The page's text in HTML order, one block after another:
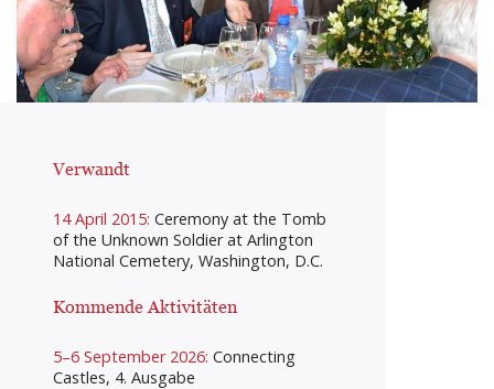
Verwandt
14 April 2015: Ceremony at the Tomb
of the Unknown Soldier at Arlington
National Cemetery, Washington, D.C.
Kommende Aktivitäten
5–6 September 2026: Connecting
Castles, 4. Ausgabe